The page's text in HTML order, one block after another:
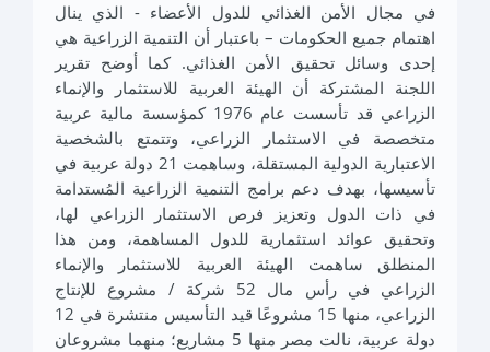
في مجال الأمن الغذائي للدول الأعضاء - الذي ينال
اهتمام جميع الحكومات – باعتبار أن التنمية الزراعية هي
إحدى وسائل تحقيق الأمن الغذائي. كما أوضح تقرير
اللجنة المشتركة أن الهيئة العربية للاستثمار والإنماء
الزراعي قد تأسست عام 1976 كمؤسسة مالية عربية
متخصصة في الاستثمار الزراعي، وتتمتع بالشخصية
الاعتبارية الدولية المستقلة، وساهمت 21 دولة عربية في
تأسيسها، بهدف دعم برامج التنمية الزراعية المُستدامة
في ذات الدول وتعزيز فرص الاستثمار الزراعي لها،
وتحقيق عوائد استثمارية للدول المساهمة، ومن هذا
المنطلق ساهمت الهيئة العربية للاستثمار والإنماء
الزراعي في رأس مال 52 شركة / مشروع للإنتاج
الزراعي، منها 15 مشروعًا قيد التأسيس منتشرة في 12
دولة عربية، نالت مصر منها 5 مشاريع؛ منهما مشروعان